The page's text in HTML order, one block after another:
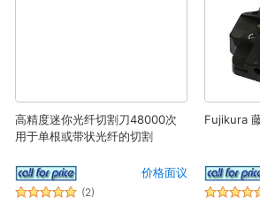
高精度迷你光纤切割刀48000次
用于单根或带状光纤的切割
价格面议
(2)
Fujikura